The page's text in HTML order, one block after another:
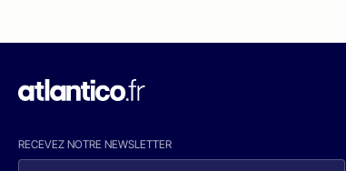
RECEVEZ NOTRE NEWSLETTER